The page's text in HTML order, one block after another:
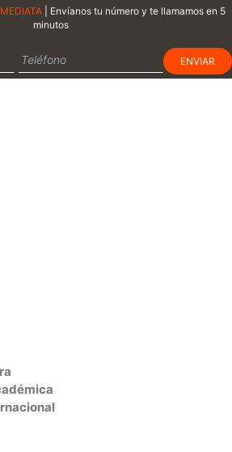
| Envíanos tu número y te llamamos en 5
minutos